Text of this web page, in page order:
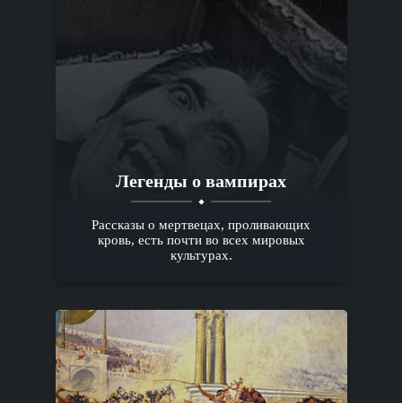
Легенды о вампирах
Рассказы о мертвецах, проливающих
кровь, есть почти во всех мировых
культурах.